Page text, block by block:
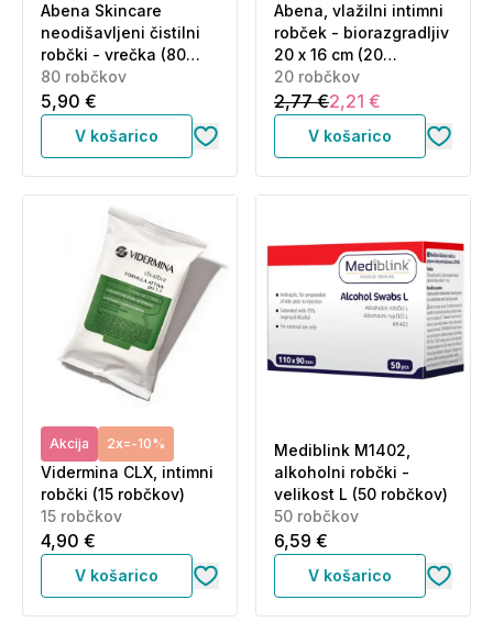
Abena Skincare
neodišavljeni čistilni
robčki - vrečka (80
robčkov)
80 robčkov
5,90 €
V košarico
Abena, vlažilni intimni
robček - biorazgradljiv
20 x 16 cm (20
robčkov)
20 robčkov
2,77 €2,21 €
V košarico
Akcija 2x=-10%
Vidermina CLX, intimni
robčki (15 robčkov)
15 robčkov
4,90 €
V košarico
Mediblink M1402,
alkoholni robčki -
velikost L (50 robčkov)
50 robčkov
6,59 €
V košarico